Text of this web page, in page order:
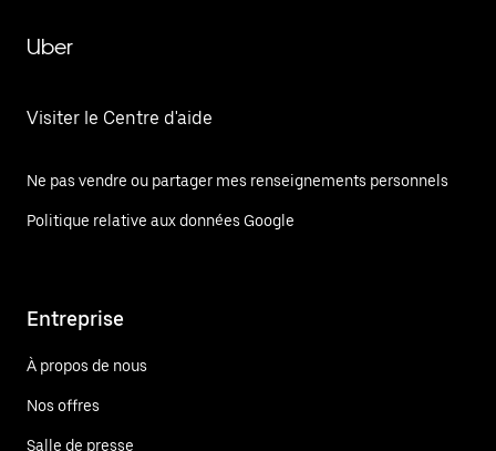
Uber
Visiter le Centre d'aide
Ne pas vendre ou partager mes renseignements personnels
Politique relative aux données Google
Entreprise
À propos de nous
Nos offres
Salle de presse